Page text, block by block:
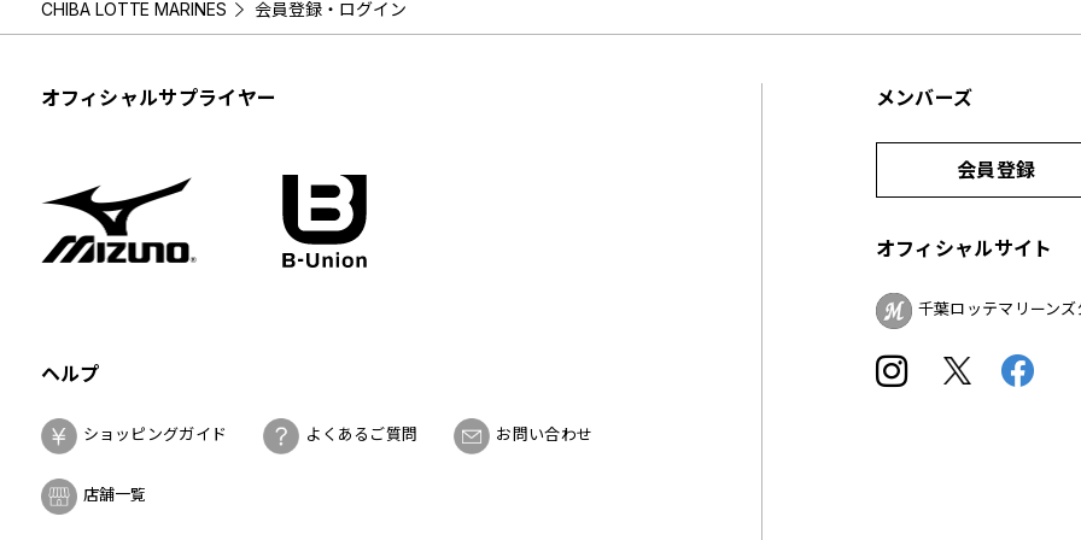
CHIBA LOTTE MARINES
会員登録・ログイン
オフィシャルサプライヤー
ヘルプ
ショッピングガイド よくあるご質問 お問い合わせ
店舗一覧
メンバーズ
会員登録
オフィシャルサイト
千葉ロッテマリーンズ